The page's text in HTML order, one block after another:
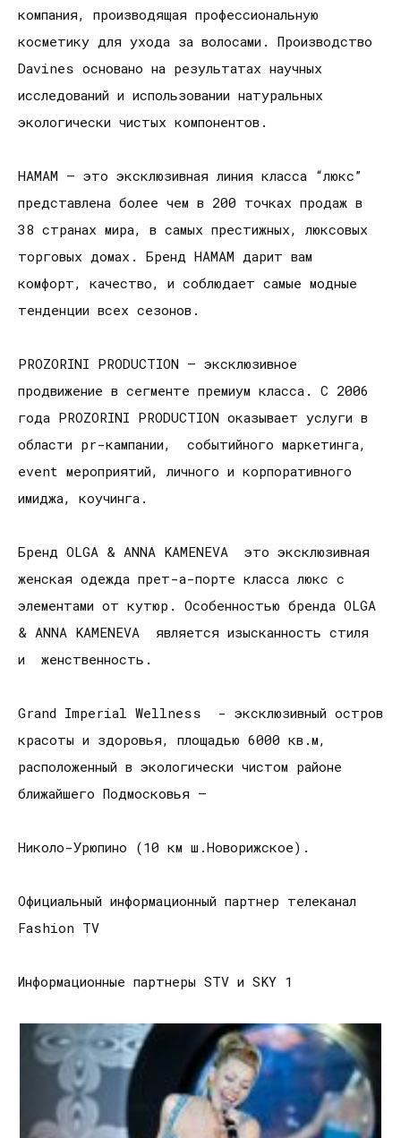
компания, производящая профессиональную
косметику для ухода за волосами. Производство
Davines основано на результатах научных
исследований и использовании натуральных
экологически чистых компонентов.
НАМАМ – это эксклюзивная линия класса “люкс”
представлена более чем в 200 точках продаж в
38 странах мира, в самых престижных, люксовых
торговых домах. Бренд НАМАМ дарит вам
комфорт, качество, и соблюдает самые модные
тенденции всех сезонов.
PROZORINI PRODUCTION – эксклюзивное
продвижение в сегменте премиум класса. С 2006
года PROZORINI PRODUCTION оказывает услуги в
области pr-кампании, событийного маркетинга,
event мероприятий, личного и корпоративного
имиджа, коучинга.
Бренд OLGA & ANNA KAMENEVA это эксклюзивная
женская одежда прет-а-порте класса люкс с
элементами от кутюр. Особенностью бренда OLGA
& ANNA KAMENEVA является изысканность стиля
и женственность.
Grand Imperial Wellness - эксклюзивный остров
красоты и здоровья, площадью 6000 кв.м,
расположенный в экологически чистом районе
ближайшего Подмосковья –
Николо-Урюпино (10 км ш.Новорижское).
Официальный информационный партнер телеканал
Fashion TV
Информационные партнеры STV и SKY 1